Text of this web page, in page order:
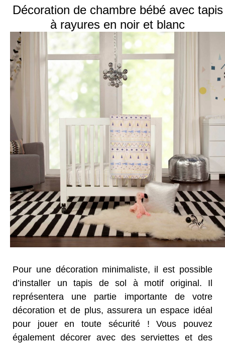
Décoration de chambre bébé avec tapis
à rayures en noir et blanc
Pour une décoration minimaliste, il est possible
d’installer un tapis de sol à motif original. Il
représentera une partie importante de votre
décoration et de plus, assurera un espace idéal
pour jouer en toute sécurité ! Vous pouvez
également décorer avec des serviettes et des